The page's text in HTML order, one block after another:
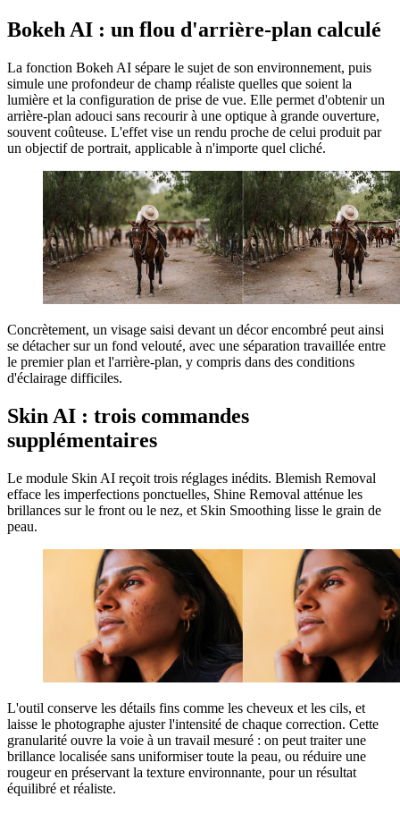
Bokeh AI : un flou d'arrière-plan calculé
La fonction Bokeh AI sépare le sujet de son environnement, puis
simule une profondeur de champ réaliste quelles que soient la
lumière et la configuration de prise de vue. Elle permet d'obtenir un
arrière-plan adouci sans recourir à une optique à grande ouverture,
souvent coûteuse. L'effet vise un rendu proche de celui produit par
un objectif de portrait, applicable à n'importe quel cliché.
Concrètement, un visage saisi devant un décor encombré peut ainsi
se détacher sur un fond velouté, avec une séparation travaillée entre
le premier plan et l'arrière-plan, y compris dans des conditions
d'éclairage difficiles.
Skin AI : trois commandes
supplémentaires
Le module Skin AI reçoit trois réglages inédits. Blemish Removal
efface les imperfections ponctuelles, Shine Removal atténue les
brillances sur le front ou le nez, et Skin Smoothing lisse le grain de
peau.
L'outil conserve les détails fins comme les cheveux et les cils, et
laisse le photographe ajuster l'intensité de chaque correction. Cette
granularité ouvre la voie à un travail mesuré : on peut traiter une
brillance localisée sans uniformiser toute la peau, ou réduire une
rougeur en préservant la texture environnante, pour un résultat
équilibré et réaliste.